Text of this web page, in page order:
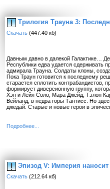
Трилогия Трауна 3:
Скачать (447.40 кб)
Давным давно в далекой Галактике…
Республики едва удается сдерживать
адмирала Трауна. Солдаты клоны,
Пока Траун готовится к последнему
старается сплотить
формирует диверсионную группу,
Хэн и Лейя Соло, Мара Джейд, Тэлон
Вейланд, в недра горы Тантисс. Но
джедай. Старые и новые герои в
Подробнее...
Эпизод V: Империя
Скачать (212.64 кб)